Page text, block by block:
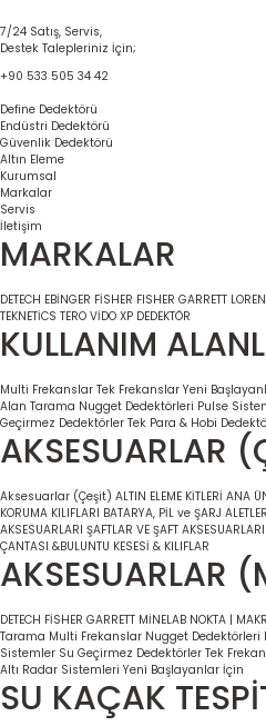
7/24 Satış, Servis,
Destek Talepleriniz İçin;
+90 533 505 34 42
Define Dedektörü
Endüstri Dedektörü
Güvenlik Dedektörü
Altın Eleme
Kurumsal
Markalar
Servis
İletişim
MARKALAR
DETECH EBİNGER FİSHER FISHER GARRETT
TEKNETİCS TERO VİDO XP DEDEKTÖR
KULLANIM
Multi Frekanslar Tek Frekanslar Yeni
Alan Tarama Nugget Dedektörleri Pulse
Geçirmez Dedektörler Tek Para & Hobi
AKSESUARLAR
Aksesuarlar (Çeşit) ALTIN ELEME KİTLERİ ANA
KORUMA KILIFLARI BATARYA, PİL ve ŞARJ
AKSESUARLARI ŞAFTLAR VE ŞAFT AKSESUARLARI
ÇANTASI &BULUNTU KESESİ & KILIFLAR
AKSESUARLAR
DETECH FİSHER GARRETT MİNELAB NOKTA |
Tarama Multi Frekanslar Nugget Dedektörleri
Sistemler Su Geçirmez Dedektörler Tek
Altı Radar Sistemleri Yeni Başlayanlar İçin
SU KAÇAK